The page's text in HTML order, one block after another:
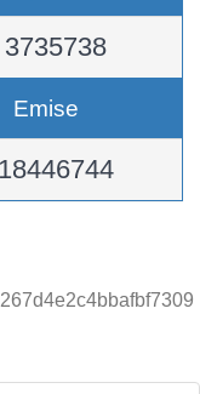
3735738
Emise
18446744